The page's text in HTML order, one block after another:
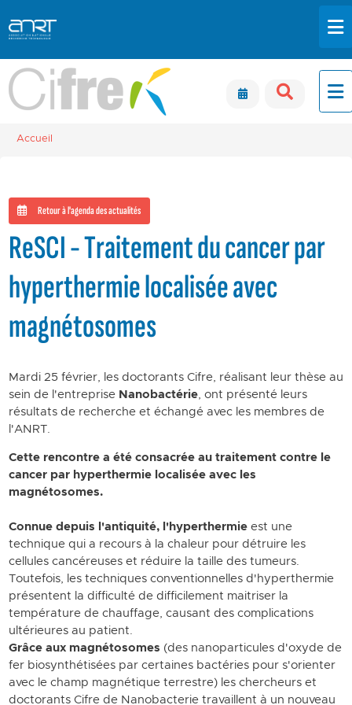
Accueil
Retour à l'agenda des actualités
ReSCI - Traitement du cancer par
hyperthermie localisée avec
magnétosomes
Mardi 25 février, les doctorants Cifre, réalisant leur thèse au
sein de l'entreprise Nanobactérie, ont présenté leurs
résultats de recherche et échangé avec les membres de
l'ANRT.
Cette rencontre a été consacrée au traitement contre le
cancer par hyperthermie localisée avec les
magnétosomes.
Connue depuis l'antiquité, l'hyperthermieest une
technique qui a recours à la chaleur pour détruire les
cellules cancéreuses et réduire la taille des tumeurs.
Toutefois, les techniques conventionnelles d'hyperthermie
présentent la difficulté de difficilement maitriser la
température de chauffage, causant des complications
ultérieures au patient.
Grâce aux magnétosomes (des nanoparticules d'oxyde de
fer biosynthétisées par certaines bactéries pour s'orienter
avec le champ magnétique terrestre) les chercheurs et
doctorants Cifre de Nanobacterie travaillent à un nouveau